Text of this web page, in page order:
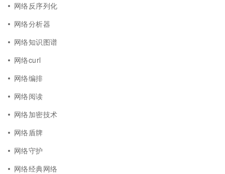
网络反序列化
网络分析器
网络知识图谱
网络curl
网络编排
网络阅读
网络加密技术
网络盾牌
网络守护
网络经典网络